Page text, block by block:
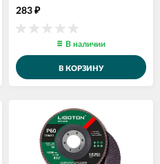
283 ₽
В наличии
В КОРЗИНУ